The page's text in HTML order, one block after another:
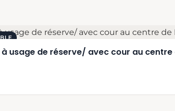
à usage de réserve/ avec cour au centre